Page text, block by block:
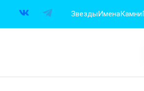
ЗвездыИменаКамни